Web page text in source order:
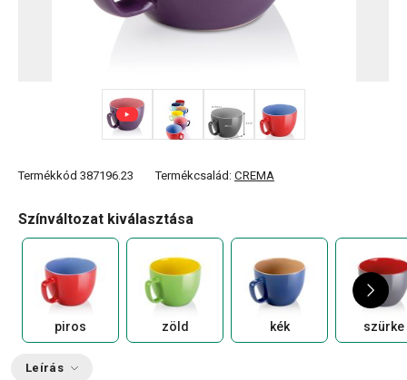
Termékkód 387196.23 Termékcsalád: CREMA
Színváltozat kiválasztása
piros zöld kék szürke
Leírás